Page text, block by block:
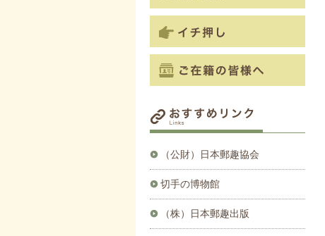
（公財）日本郵趣協会
切手の博物館
（株）日本郵趣出版